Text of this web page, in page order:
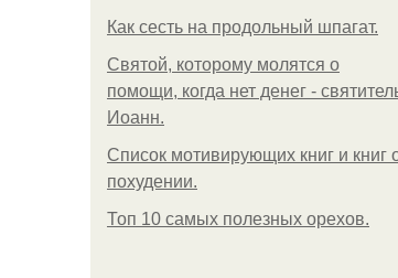
Как сесть на продольный шпагат.
Святой, которому молятся о
помощи, когда нет денег -
Иоанн.
Список мотивирующих книг и книг
похудении.
Топ 10 самых полезных орехов.